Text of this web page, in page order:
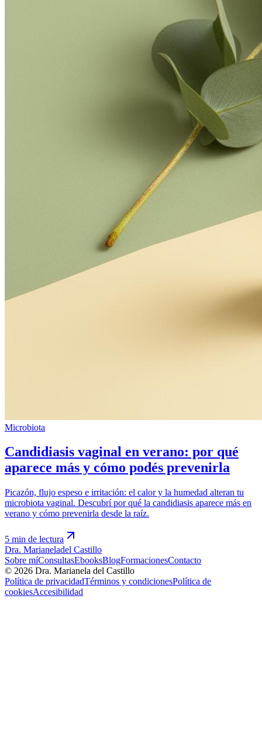
Microbiota
Candidiasis vaginal en verano: por qué
aparece más y cómo podés prevenirla
Picazón, flujo espeso e irritación: el calor y la humedad alteran tu
microbiota vaginal. Descubrí por qué la candidiasis aparece más en
verano y cómo prevenirla desde la raíz.
5 min de lectura
Dra. Marianeladel Castillo
Sobre míConsultasEbooksBlogFormacionesContacto
© 2026 Dra. Marianela del Castillo
Política de privacidadTérminos y condicionesPolítica de
cookiesAccesibilidad